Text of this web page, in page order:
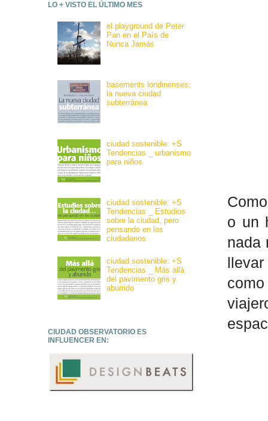
o un
nada
LO + VISTO EL ÚLTIMO MES
el playground de Peter
Pan en el País de
Nunca Jamás
basements londinenses:
la nueva ciudad
subterránea
ciudad sostenible: +S
Tendencias _ urbanismo
para niños
ciudad sostenible: +S
Tendencias _ Estudios
sobre la ciudad, pero
pensando en los
ciudadanos
ciudad sostenible: +S
Tendencias _ Más allá
del pavimento gris y
aburrido
CIUDAD OBSERVATORIO ES
INFLUENCER EN: